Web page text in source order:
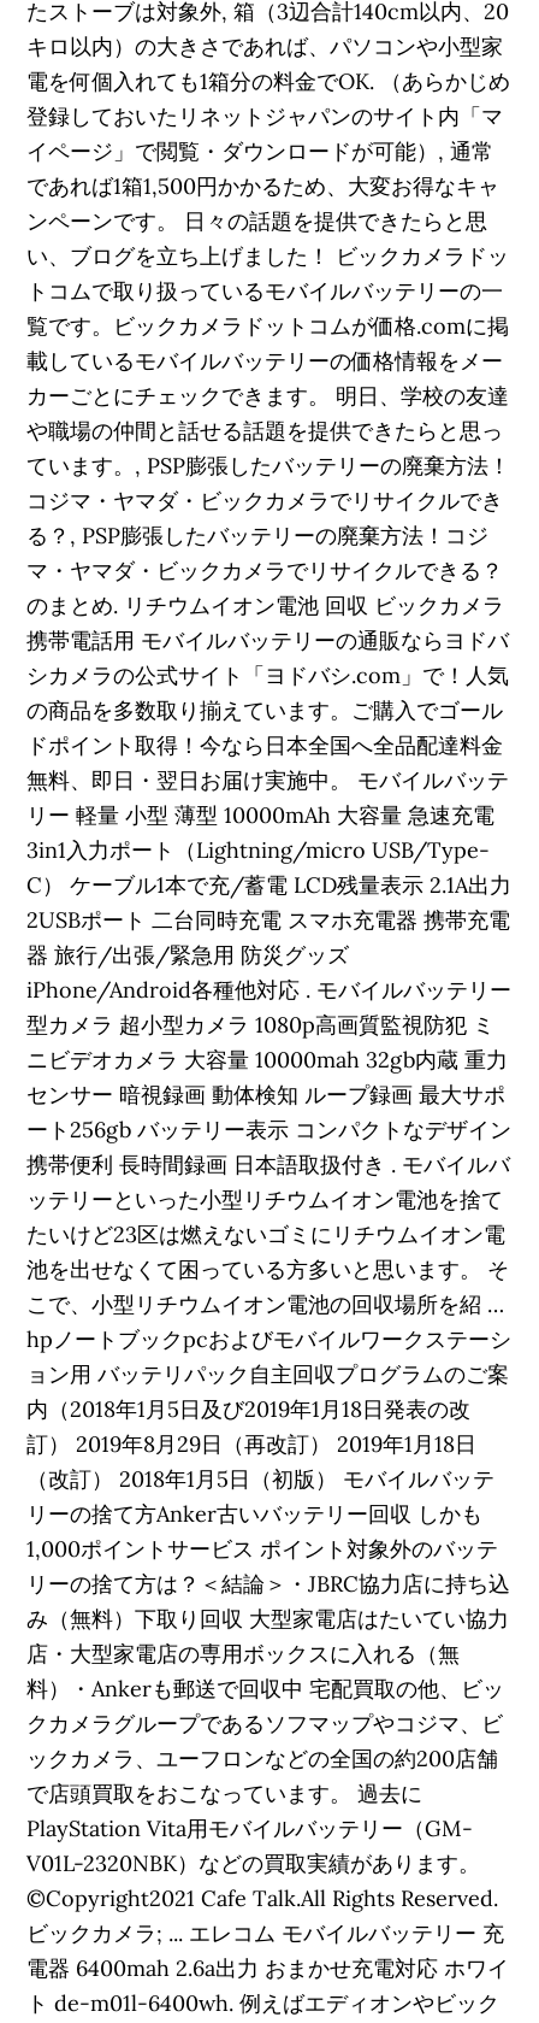
たストーブは対象外, 箱（3辺合計140cm以内、20
キロ以内）の大きさであれば、パソコンや小型家
電を何個入れても1箱分の料金でOK. （あらかじめ
登録しておいたリネットジャパンのサイト内「マ
イページ」で閲覧・ダウンロードが可能）, 通常
であれば1箱1,500円かかるため、大変お得なキャ
ンペーンです。 日々の話題を提供できたらと思
い、ブログを立ち上げました！ ビックカメラドッ
トコムで取り扱っているモバイルバッテリーの一
覧です。ビックカメラドットコムが価格.comに掲
載しているモバイルバッテリーの価格情報をメー
カーごとにチェックできます。 明日、学校の友達
や職場の仲間と話せる話題を提供できたらと思っ
ています。, PSP膨張したバッテリーの廃棄方法！
コジマ・ヤマダ・ビックカメラでリサイクルでき
る？, PSP膨張したバッテリーの廃棄方法！コジ
マ・ヤマダ・ビックカメラでリサイクルできる？
のまとめ. リチウムイオン電池 回収 ビックカメラ
携帯電話用 モバイルバッテリーの通販ならヨドバ
シカメラの公式サイト「ヨドバシ.com」で！人気
の商品を多数取り揃えています。ご購入でゴール
ドポイント取得！今なら日本全国へ全品配達料金
無料、即日・翌日お届け実施中。 モバイルバッテ
リー 軽量 小型 薄型 10000mAh 大容量 急速充電
3in1入力ポート（Lightning/micro USB/Type-
C） ケーブル1本で充/蓄電 LCD残量表示 2.1A出力
2USBポート 二台同時充電 スマホ充電器 携帯充電
器 旅行/出張/緊急用 防災グッズ
iPhone/Android各種他対応 . モバイルバッテリー
型カメラ 超小型カメラ 1080p高画質監視防犯 ミ
ニビデオカメラ 大容量 10000mah 32gb内蔵 重力
センサー 暗視録画 動体検知 ループ録画 最大サポ
ート256gb バッテリー表示 コンパクトなデザイン
携帯便利 長時間録画 日本語取扱付き . モバイルバ
ッテリーといった小型リチウムイオン電池を捨て
たいけど23区は燃えないゴミにリチウムイオン電
池を出せなくて困っている方多いと思います。 そ
こで、小型リチウムイオン電池の回収場所を紹 …
hpノートブックpcおよびモバイルワークステーシ
ョン用 バッテリパック自主回収プログラムのご案
内（2018年1月5日及び2019年1月18日発表の改
訂） 2019年8月29日（再改訂） 2019年1月18日
（改訂） 2018年1月5日（初版） モバイルバッテ
リーの捨て方Anker古いバッテリー回収 しかも
1,000ポイントサービス ポイント対象外のバッテ
リーの捨て方は？＜結論＞・JBRC協力店に持ち込
み（無料）下取り回収 大型家電店はたいてい協力
店・大型家電店の専用ボックスに入れる（無
料）・Ankerも郵送で回収中 宅配買取の他、ビッ
クカメラグループであるソフマップやコジマ、ビ
ックカメラ、ユーフロンなどの全国の約200店舗
で店頭買取をおこなっています。 過去に
PlayStation Vita用モバイルバッテリー（GM-
V01L-2320NBK）などの買取実績があります。
©Copyright2021 Cafe Talk.All Rights Reserved.
ビックカメラ; ... エレコム モバイルバッテリー 充
電器 6400mah 2.6a出力 おまかせ充電対応 ホワイ
ト de-m01l-6400wh. 例えばエディオンやビック